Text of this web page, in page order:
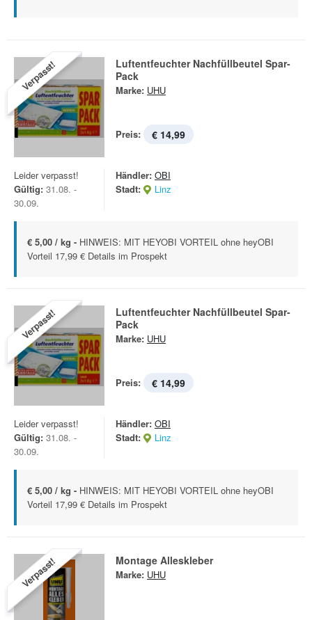
Verpasst!
Luftentfeuchter Nachfüllbeutel Spar-
Pack
Marke: UHU
Preis: € 14,99
Leider verpasst!
Gültig: 31.08. -
30.09.
Händler: OBI
Stadt:
Linz
€ 5,00 / kg - HINWEIS: MIT HEYOBI VORTEIL ohne heyOBI
Vorteil 17,99 € Details im Prospekt
Verpasst!
Luftentfeuchter Nachfüllbeutel Spar-
Pack
Marke: UHU
Preis: € 14,99
Leider verpasst!
Gültig: 31.08. -
30.09.
Händler: OBI
Stadt:
Linz
€ 5,00 / kg - HINWEIS: MIT HEYOBI VORTEIL ohne heyOBI
Vorteil 17,99 € Details im Prospekt
Verpasst! Montage Alleskleber
Marke: UHU